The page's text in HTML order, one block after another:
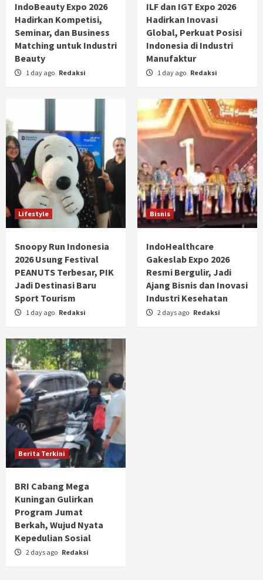
IndoBeauty Expo 2026
Hadirkan Kompetisi,
Seminar, dan Business
Matching untuk Industri
Beauty
1 day ago Redaksi
ILF dan IGT Expo 2026
Hadirkan Inovasi
Global, Perkuat Posisi
Indonesia di Industri
Manufaktur
1 day ago Redaksi
Lifestyle
Snoopy Run Indonesia
2026 Usung Festival
PEANUTS Terbesar, PIK
Jadi Destinasi Baru
Sport Tourism
1 day ago Redaksi
Bisnis
IndoHealthcare
Gakeslab Expo 2026
Resmi Bergulir, Jadi
Ajang Bisnis dan Inovasi
Industri Kesehatan
2 days ago Redaksi
Berita Terkini
BRI Cabang Mega
Kuningan Gulirkan
Program Jumat
Berkah, Wujud Nyata
Kepedulian Sosial
2 days ago Redaksi